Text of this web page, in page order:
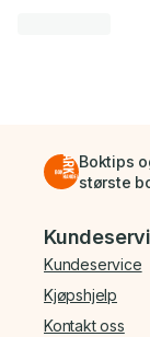
Boktips
største
Bunnmeny
Kundeservice
Kjøpshjelp
Kontakt oss